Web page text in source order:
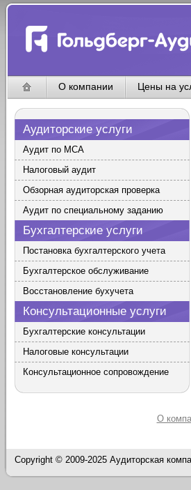
О компании Цены на
Аудиторские услуги
Аудит по МСА
Налоговый аудит
Обзорная аудиторская проверка
Аудит по специальному заданию
Бухгалтерские услуги
Постановка бухгалтерского учета
Бухгалтерское обслуживание
Восстановление бухучета
Консультационные услуги
Бухгалтерские консультации
Налоговые консультации
Консультационное сопровождение
О
Copyright © 2009-2025 Аудиторская